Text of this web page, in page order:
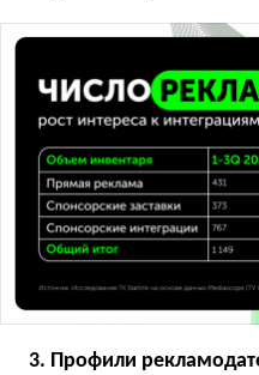
3. Профили